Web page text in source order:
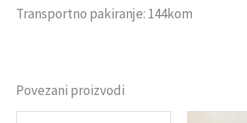
Transportno pakiranje: 144kom
Povezani proizvodi